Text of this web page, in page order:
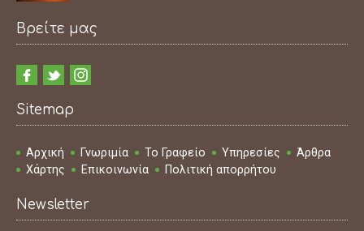
Βρείτε μας
Sitemap
Αρχική Γνωριμία Το Γραφείο Υπηρεσίες
Άρθρα
Χάρτης
Επικοινωνία Πολιτική απορρήτου
Newsletter